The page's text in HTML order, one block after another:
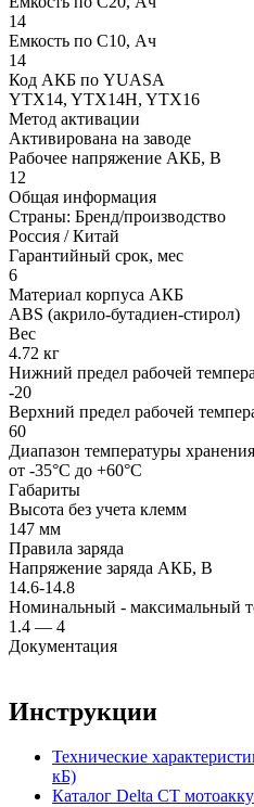
14
Емкость по С10, Ач
14
Код АКБ по YUASA
YTX14, YTX14H, YTX16
Метод активации
Активирована на заводе
Рабочее напряжение АКБ, B
12
Общая информация
Страны: Бренд/производство
Россия / Китай
Гарантийный срок, мес
6
Материал корпуса АКБ
ABS (акрило-бутадиен-стирол)
Вес
4.72 кг
Нижний предел рабочей
-20
Верхний предел рабочей
60
Диапазон температуры
от -35°С до +60°С
Габариты
Высота без учета клемм
147 мм
Правила заряда
Напряжение заряда АКБ, В
14.6-14.8
Номинальный - максимальный
1.4 — 4
Документация
Инструкции
Технические
кБ)
Каталог Delta CT